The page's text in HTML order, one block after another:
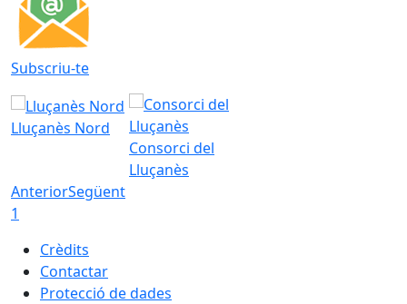
Subscriu-te
Lluçanès Nord
Consorci del
Lluçanès
AnteriorSegüent
1
Crèdits
Contactar
Protecció de dades